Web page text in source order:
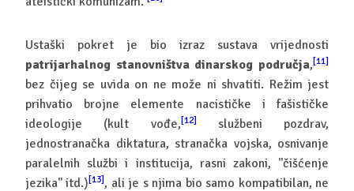
Ustaški pokret je bio izraz sustava vrijednosti
patrijarhalnog stanovništva dinarskog područja,[11]
bez čijeg se uvida on ne može ni shvatiti. Režim jest
prihvatio brojne elemente nacističke i fašističke
ideologije (kult vođe,[12]
službeni pozdrav,
jednostranačka diktatura, stranačka vojska, osnivanje
paralelnih službi i institucija, rasni zakoni, ''čišćenje
jezika'' itd.)[13], ali je s njima bio samo kompatibilan, ne